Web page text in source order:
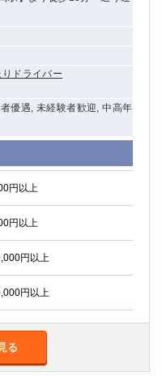
りドライバー
優遇, 未経験者歓迎, 中高年
円以上
円以上
円以上
円以上
る
うしく